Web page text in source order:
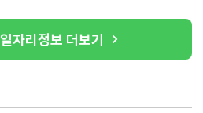
일자리정보 더보기